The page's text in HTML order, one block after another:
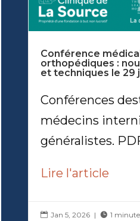
Conférence
orthopédiques :
et techniques le 29
Conférences
médecins
généralistes.
Lire l'article
 Jan 5, 2026 |  1